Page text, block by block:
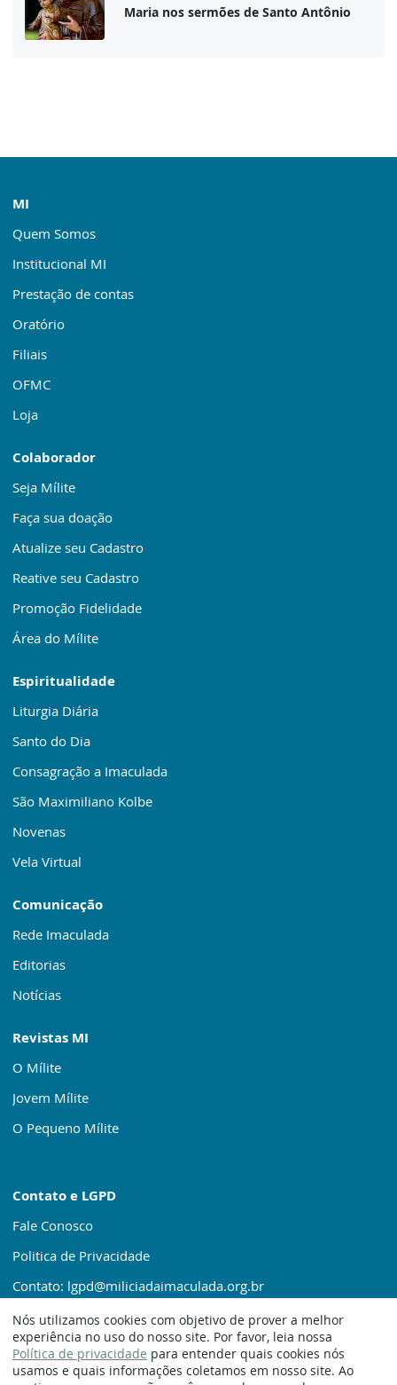
Maria nos sermões de Santo Antônio
MI
Quem Somos
Institucional MI
Prestação de contas
Oratório
Filiais
OFMC
Loja
Colaborador
Seja Mílite
Faça sua doação
Atualize seu Cadastro
Reative seu Cadastro
Promoção Fidelidade
Área do Mílite
Espiritualidade
Liturgia Diária
Santo do Dia
Consagração a Imaculada
São Maximiliano Kolbe
Novenas
Vela Virtual
Comunicação
Rede Imaculada
Editorias
Notícias
Revistas MI
O Mílite
Jovem Mílite
O Pequeno Mílite
Contato e LGPD
Fale Conosco
Politica de Privacidade
Contato: lgpd@miliciadaimaculada.org.br
Nós utilizamos cookies com objetivo de prover a melhor
experiência no uso do nosso site. Por favor, leia nossa
Política de privacidade para entender quais cookies nós
usamos e quais informações coletamos em nosso site. Ao